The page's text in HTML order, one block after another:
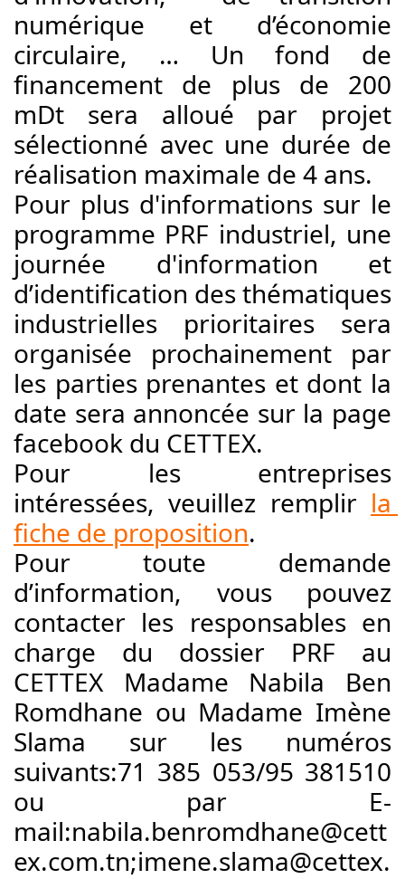
numérique et d’économie
circulaire, … Un fond de
financement de plus de 200
mDt sera alloué par projet
sélectionné avec une durée de
réalisation maximale de 4 ans.
Pour plus d'informations sur le
programme PRF industriel, une
journée d'information et
d’identification des thématiques
industrielles prioritaires sera
organisée prochainement par
les parties prenantes et dont la
date sera annoncée sur la page
facebook du CETTEX.
Pour les entreprises
intéressées, veuillez remplir la
fiche de proposition.
Pour toute demande
d’information, vous pouvez
contacter les responsables en
charge du dossier PRF au
CETTEX Madame Nabila Ben
Romdhane ou Madame Imène
Slama sur les numéros
suivants:71 385 053/95 381510
ou par E-
mail:nabila.benromdhane@cett
ex.com.tn;imene.slama@cettex.